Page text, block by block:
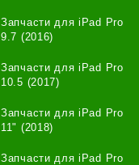
Запчасти для iPad Pro
9.7 (2016)
Запчасти для iPad Pro
10.5 (2017)
Запчасти для iPad Pro
11" (2018)
Запчасти для iPad Pro